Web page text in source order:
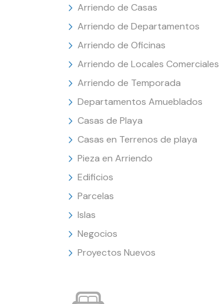
Arriendo de Casas
Arriendo de Departamentos
Arriendo de Oficinas
Arriendo de Locales Comerciales
Arriendo de Temporada
Departamentos Amueblados
Casas de Playa
Casas en Terrenos de playa
Pieza en Arriendo
Edificios
Parcelas
Islas
Negocios
Proyectos Nuevos